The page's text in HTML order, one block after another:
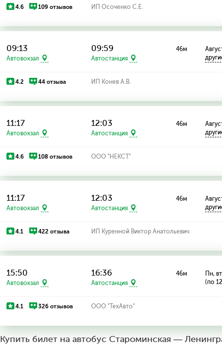
4.6 109 отзывов ИП Осоченко С.Е.
09:13
Автовокзал
09:59
Автостанция
46м
4.2 44 отзыва ИП Конев А.В.
11:17
Автовокзал
12:03
Автостанция
46м
4.6 108 отзывов ООО "НЕКСТ"
11:17
Автовокзал
12:03
Автостанция
46м
4.1 422 отзыва ИП Куренной Виктор Анатольевич
15:50
Автовокзал
16:36
Автостанция
46м
Пн,
(по
4.1 326 отзывов ООО "ТехАвто"
Купить билет на автобус Староминская —